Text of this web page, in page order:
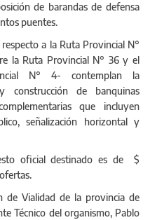
de barandas de defensa
puentes.
a la Ruta Provincial N°
la Ruta Provincial N° 36 y el
N° 4- contemplan la
construcción de banquinas
que incluyen
señalización horizontal y
oficial destinado es de $
de Vialidad de la provincia de
Técnico del organismo, Pablo